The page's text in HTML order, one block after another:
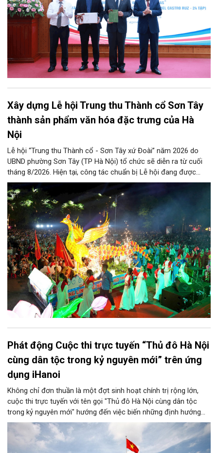
Xây dựng Lễ hội Trung thu Thành cổ Sơn Tây
thành sản phẩm văn hóa đặc trưng của Hà
Nội
Lễ hội “Trung thu Thành cổ - Sơn Tây xứ Đoài” năm 2026 do
UBND phường Sơn Tây (TP Hà Nội) tổ chức sẽ diễn ra từ cuối
tháng 8/2026. Hiện tại, công tác chuẩn bị Lễ hội đang được
chính quyền phường Sơn Tây cùng các phòng, ban, ngành, đơn
vị và 25 tổ dân phố khẩn trương triển khai, tạo khí thế sôi nổi,
sẵn sàng mang đến cho Nhân dân và du khách một mùa Trung
thu quy mô, đặc sắc và giàu bản sắc văn hóa xứ Đoài.
Phát động Cuộc thi trực tuyến “Thủ đô Hà Nội
cùng dân tộc trong kỷ nguyên mới” trên ứng
dụng iHanoi
Không chỉ đơn thuần là một đợt sinh hoạt chính trị rộng lớn,
cuộc thi trực tuyến với tên gọi "Thủ đô Hà Nội cùng dân tộc
trong kỷ nguyên mới" hướng đến việc biến những định hướng
chiến lược trong Nghị quyết số 02-NQ/TW của Bộ Chính trị
thành niềm tin, thành nhận thức chung của mỗi người dân.